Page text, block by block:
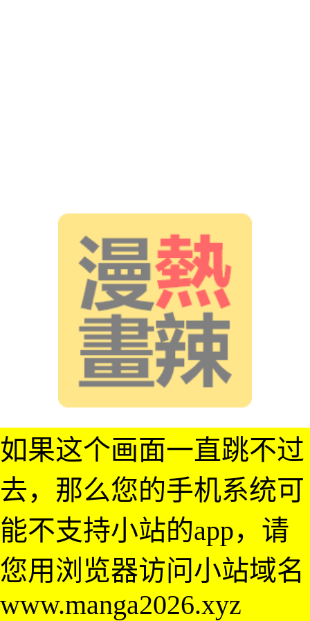
如果这个画面一直跳不过
去，那么您的手机系统可
能不支持小站的app，请
您用浏览器访问小站域名
www.manga2026.xyz